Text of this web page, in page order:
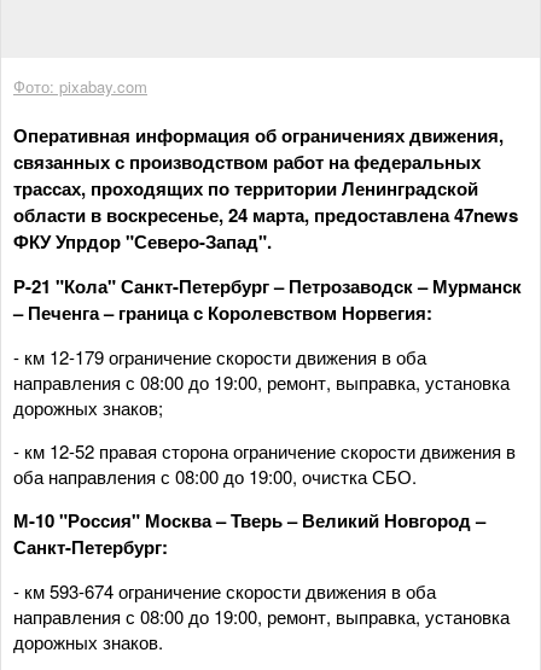
Фото: pixabay.com
Оперативная информация об ограничениях движения,
связанных с производством работ на федеральных
трассах, проходящих по территории Ленинградской
области в воскресенье, 24 марта, предоставлена 47news
ФКУ Упрдор "Северо-Запад".
Р-21 "Кола" Санкт-Петербург – Петрозаводск – Мурманск
– Печенга – граница с Королевством Норвегия:
- км 12-179 ограничение скорости движения в оба
направления с 08:00 до 19:00, ремонт, выправка, установка
дорожных знаков;
- км 12-52 правая сторона ограничение скорости движения в
оба направления с 08:00 до 19:00, очистка СБО.
М-10 "Россия" Москва – Тверь – Великий Новгород –
Санкт-Петербург:
- км 593-674 ограничение скорости движения в оба
направления с 08:00 до 19:00, ремонт, выправка, установка
дорожных знаков.